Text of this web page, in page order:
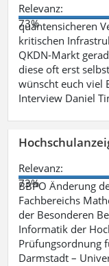
Relevanz:
73%
quantensicheren
kritischen
QKDN-Markt
diese oft erst
wünscht euch viel
Interview Daniel
Relevanz:
73%
BBPO Änderung
Fachbereichs
der Besonderen
Informatik der
Prüfungsordnung
Darmstadt –